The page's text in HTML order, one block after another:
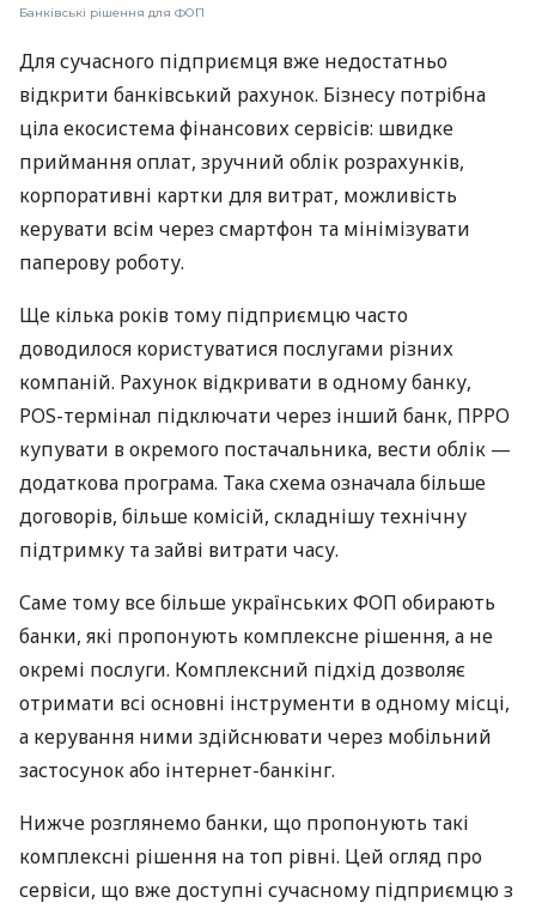
Банківські рішення для ФОП
Для сучасного підприємця вже недостатньо
відкрити банківський рахунок. Бізнесу потрібна
ціла екосистема фінансових сервісів: швидке
приймання оплат, зручний облік розрахунків,
корпоративні картки для витрат, можливість
керувати всім через смартфон та мінімізувати
паперову роботу.
Ще кілька років тому підприємцю часто
доводилося користуватися послугами різних
компаній. Рахунок відкривати в одному банку,
POS-термінал підключати через інший банк, ПРРО
купувати в окремого постачальника, вести облік —
додаткова програма. Така схема означала більше
договорів, більше комісій, складнішу технічну
підтримку та зайві витрати часу.
Саме тому все більше українських ФОП обирають
банки, які пропонують комплексне рішення, а не
окремі послуги. Комплексний підхід дозволяє
отримати всі основні інструменти в одному місці,
а керування ними здійснювати через мобільний
застосунок або інтернет-банкінг.
Нижче розглянемо банки, що пропонують такі
комплексні рішення на топ рівні. Цей огляд про
сервіси, що вже доступні сучасному підприємцю з